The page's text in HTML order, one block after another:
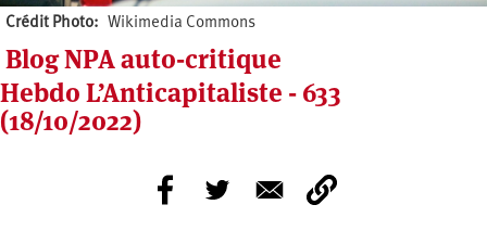
Crédit Photo Wikimedia Commons
Blog NPA auto-critique
Hebdo L’Anticapitaliste - 633
(18/10/2022)